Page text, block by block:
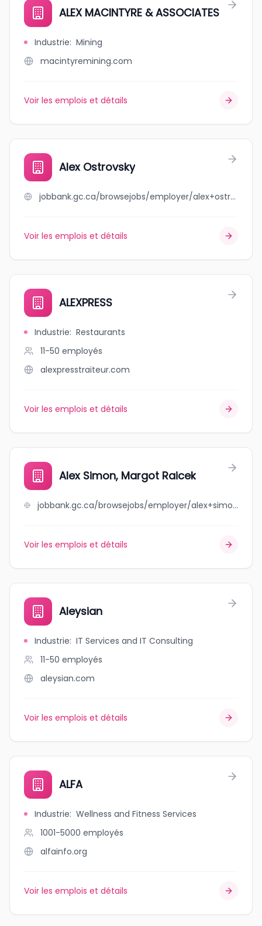
ALEX MACINTYRE & ASSOCIATES
Industrie: Mining
macintyremining.com
Voir les emplois et détails
Alex Ostrovsky
jobbank.gc.ca/browsejobs/employer/alex+ostrovsky/ca
Voir les emplois et détails
ALEXPRESS
Industrie: Restaurants
11-50 employés
alexpresstraiteur.com
Voir les emplois et détails
Alex Simon, Margot Raicek
jobbank.gc.ca/browsejobs/employer/alex+simon%2C+margot+raicek/ca
Voir les emplois et détails
Aleysian
Industrie: IT Services and IT Consulting
11-50 employés
aleysian.com
Voir les emplois et détails
ALFA
Industrie: Wellness and Fitness Services
1001-5000 employés
alfainfo.org
Voir les emplois et détails